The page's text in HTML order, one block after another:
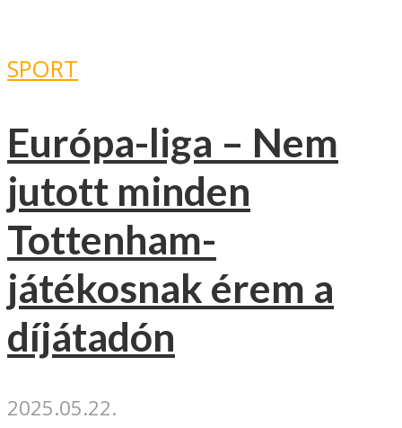
SPORT
Európa-liga – Nem
jutott minden
Tottenham-
játékosnak érem a
díjátadón
2025.05.22.